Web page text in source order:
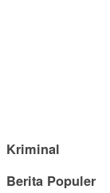
Kriminal
Berita Populer